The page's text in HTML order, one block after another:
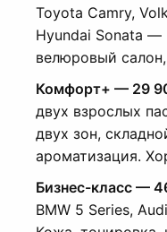
Toyota Camry,
Hyundai Sonata
велюровый
Комфорт+ — 29
двух взрослых
двух зон,
ароматизация.
Бизнес-класс —
BMW 5 Series,